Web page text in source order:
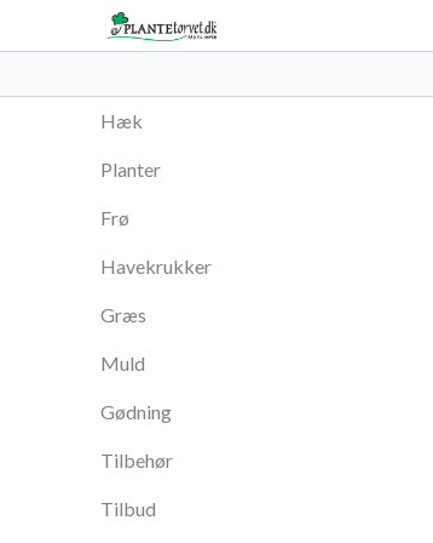
Hæk
Planter
Frø
Havekrukker
Græs
Muld
Gødning
Tilbehør
Tilbud